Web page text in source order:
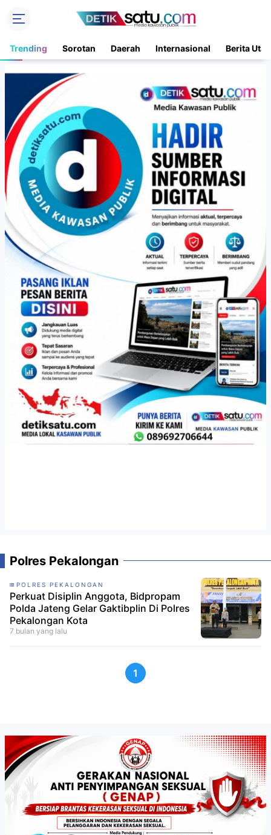
Trending Sorotan Daerah Internasional Berita
Polres Pekalongan
POLRES PEKALONGAN
Perkuat Disiplin Anggota, Bidpropam
Polda Jateng Gelar Gaktibplin Di Polres
Pekalongan Kota
7 bulan yang lalu
1